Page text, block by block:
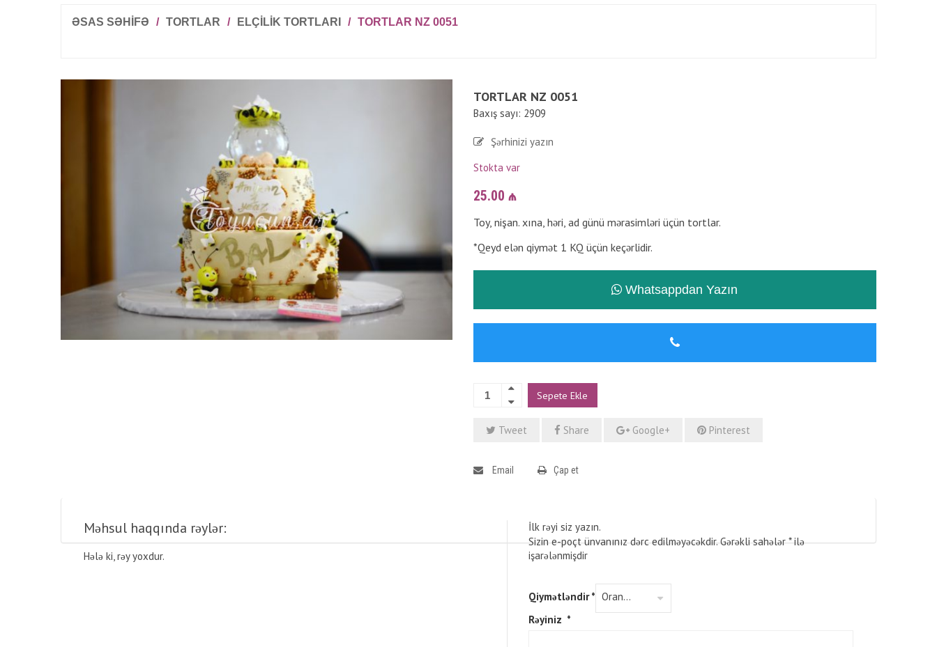
ƏSAS SƏHİFƏ / TORTLAR / ELÇILIK TORTLARI / TORTLAR NZ 0051
TORTLAR NZ 0051
Baxış sayı: 2909
Şərhinizi yazın
Stokta var
25.00 ₼
Toy, nişan. xına, həri, ad günü mərasimləri üçün tortlar.
*Qeyd elən qiymət 1 KQ üçün keçərlidir.
Whatsappdan Yazın
Sepete Ekle
Tweet Share Google+ Pinterest
Email Çap et
Məhsul haqqında rəylər:
Hələ ki, rəy yoxdur.
İlk rəyi siz yazın.
Sizin e-poçt ünvanınız dərc edilməyəcəkdir. Gərəkli sahələr*ilə
işarələnmişdir
Qiymətləndir*
Rəyiniz *